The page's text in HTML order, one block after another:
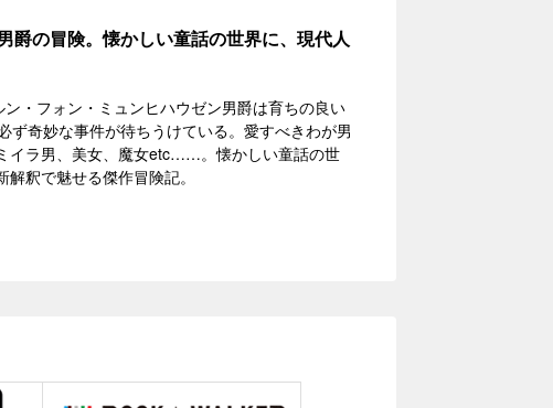
爵の冒険。懐かしい童話の世界に、現代人
・フォン・ミュンヒハウゼン男爵は育ちの良い
奇妙な事件が待ちうけている。愛すべきわが男
イラ男、美女、魔女etc……。懐かしい童話の世
釈で魅せる傑作冒険記。